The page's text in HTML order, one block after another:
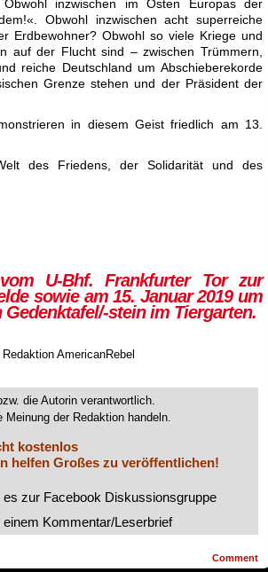
inzwischen im Osten Europas der
Obwohl inzwischen acht superreiche
Erdbewohner? Obwohl so viele Kriege und
auf der Flucht sind – zwischen Trümmern,
reiche Deutschland um Abschieberekorde
Grenze stehen und der Präsident der
in diesem Geist friedlich am 13.
des Friedens, der Solidarität und des
U-Bhf. Frankfurter Tor zur
sowie am 15. Januar 2019 um
stein im Tiergarten.
AmericanRebel
die Autorin verantwortlich.
der Redaktion handeln.
kostenlos
helfen Großes zu veröffentlichen!
Comment